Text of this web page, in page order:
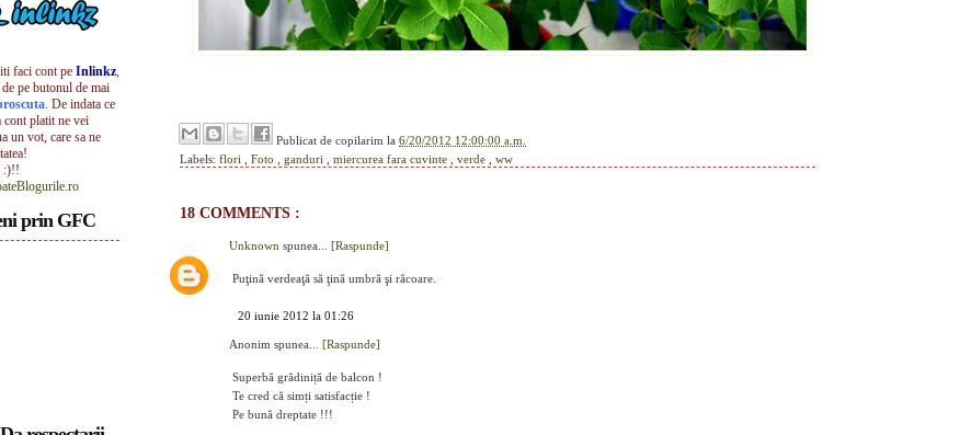
Publicat de copilarim la 6/20/2012 12:00:00 a.m.
Labels: flori Foto ganduri miercurea fara cuvinte verde ww
18 COMMENTS :
Unknown spunea... [Raspunde]
Puţină verdeaţă să ţină umbră şi răcoare.
20 iunie 2012 la 01:26
Anonim spunea... [Raspunde]
Superbă grădiniță de balcon !
Te cred că simți satisfacție !
Pe bună dreptate !!!
faci cont pe Inlinkz,
pe butonul de mai
. De indata ce
cont platit ne vei
un vot, care sa ne
:)!!
prin GFC